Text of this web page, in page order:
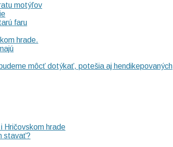
motýľov
faru
hrade.
môcť dotýkať, potešia aj hendikepovaných
Hričovskom hrade
stavať?